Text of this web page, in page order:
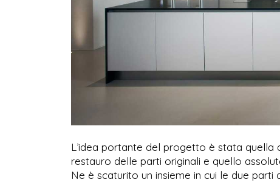
L’idea portante del progetto è stata quella
restauro delle parti originali e quello
Ne è scaturito un insieme in cui le due